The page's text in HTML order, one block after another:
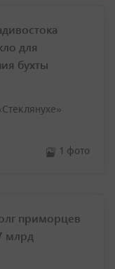
для
бухты
1 фото
приморцев
млрд